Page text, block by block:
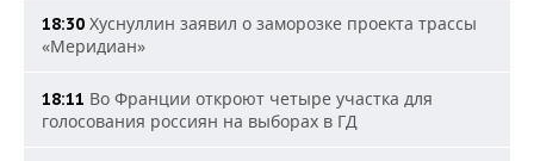
18:30 Хуснуллин заявил о заморозке проекта трассы
«Меридиан»
18:11 Во Франции откроют четыре участка для
голосования россиян на выборах в ГД